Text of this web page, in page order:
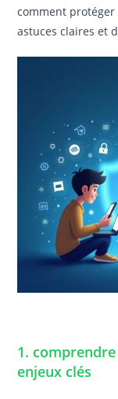
comment protéger
astuces claires et
1.
enjeux clés